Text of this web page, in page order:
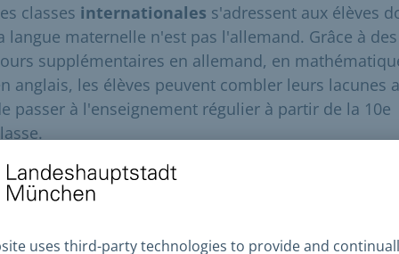
classes internationales s'adressent aux élèves
langue maternelle n'est pas l'allemand. Grâce à des
supplémentaires en allemand, en
anglais, les élèves peuvent combler leurs lacunes
passer à l'enseignement régulier à partir de la 10e
Remarque importante